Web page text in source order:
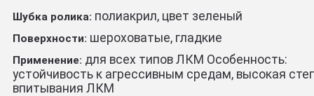
Шубка ролика: полиакрил, цвет зеленый
Поверхности: шероховатые, гладкие
Применение: для всех типов ЛКМ Особенность:
устойчивость к агрессивным средам, высокая
впитывания ЛКМ